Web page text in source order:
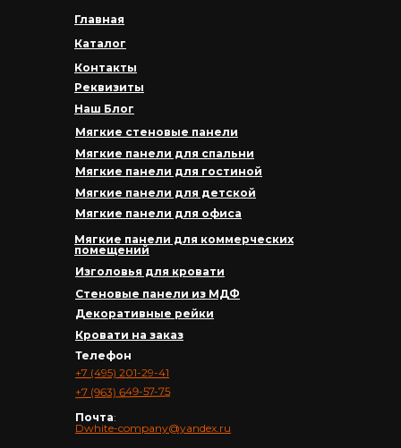
+7 (495) 201-29-41
+7 (963) 649-57-75
Почта:
Dwhite-company@yandex.ru
Телефон
Мягкие панели для коммерческих
помещений
Изголовья для кровати
Стеновые панели из МДФ
Декоративные рейки
Кровати на заказ
Мягкие стеновые панели
Мягкие панели для гостиной
Мягкие панели для детской
Мягкие панели для офиса
Мягкие панели для спальни
Главная
Каталог
Контакты
Реквизиты
Наш Блог